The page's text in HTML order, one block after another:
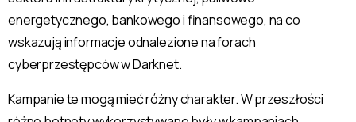
energetycznego, bankowego i finansowego, na co
wskazują informacje odnalezione na forach
cyberprzestępców w Darknet.
Kampanie te mogą mieć różny charakter. W przeszłości